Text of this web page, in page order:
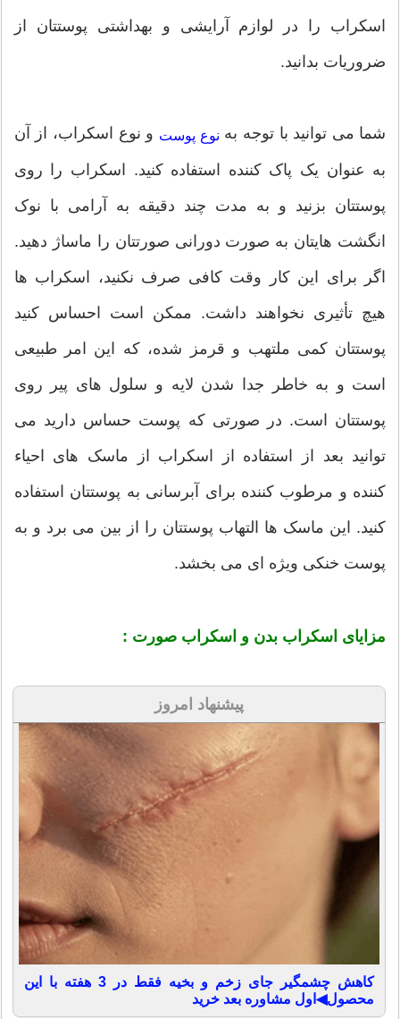
اسکراب را در لوازم آرایشی و بهداشتی پوستتان از
ضروریات بدانید.
شما می توانید با توجه به نوع پوست و نوع اسکراب، از آن
به عنوان یک پاک کننده استفاده کنید. اسکراب را روی
پوستتان بزنید و به مدت چند دقیقه به آرامی با نوک
انگشت هایتان به صورت دورانی صورتتان را ماساژ دهید.
اگر برای این کار وقت کافی صرف نکنید، اسکراب ها
هیچ تأثیری نخواهند داشت. ممکن است احساس کنید
پوستتان کمی ملتهب و قرمز شده، که این امر طبیعی
است و به خاطر جدا شدن لایه و سلول های پیر روی
پوستتان است. در صورتی که پوست حساس دارید می
توانید بعد از استفاده از اسکراب از ماسک های احیاء
کننده و مرطوب کننده برای آبرسانی به پوستتان استفاده
کنید. این ماسک ها التهاب پوستتان را از بین می برد و به
پوست خنکی ویژه ای می بخشد.
مزایای اسکراب بدن و اسکراب صورت :
پیشنهاد امروز
کاهش چشمگیر جای زخم و بخیه فقط در 3 هفته با این
محصول◀اول مشاوره بعد خرید